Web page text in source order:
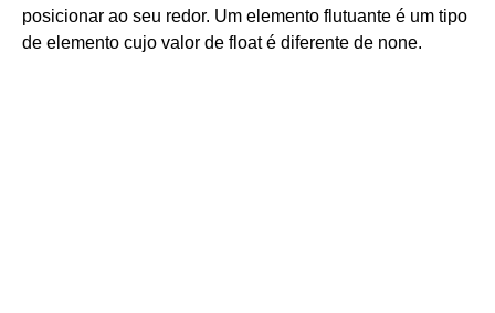
posicionar ao seu redor. Um elemento flutuante é um tipo
de elemento cujo valor de float é diferente de none.